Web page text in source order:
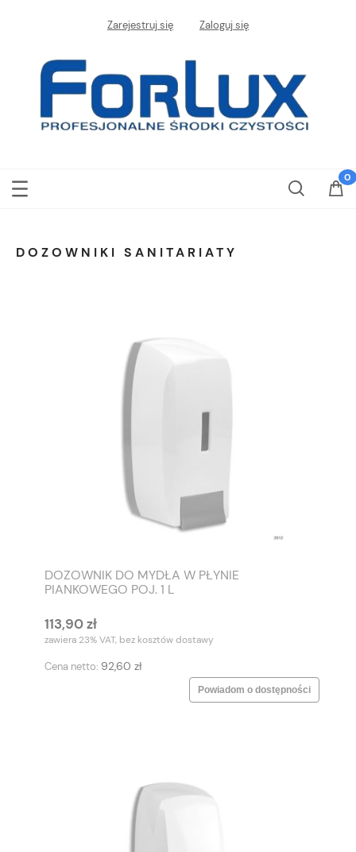
Zarejestruj się Zaloguj się
DOZOWNIKI SANITARIATY
DOZOWNIK DO MYDŁA W PŁYNIE
PIANKOWEGO POJ. 1 L
113,90 zł
zawiera 23% VAT, bez kosztów dostawy
Cena netto: 92,60 zł
Powiadom o dostępności